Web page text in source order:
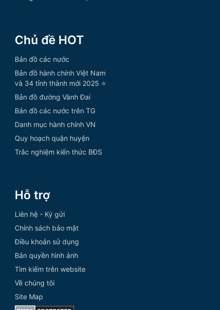
Chủ đề HOT
Bản đồ các nước
Bản đồ hành chính Việt Nam
và 34 tỉnh thành mới 2025 ⭐
Bản đồ đường Vành Đai
Bản đồ các nước trên TG
Danh mục hành chính VN
Quy hoạch quận huyện
Trắc nghiệm kiến thức BĐS
Hỗ trợ
Liên hệ - Ký gửi
Chính sách bảo mật
Điều khoản sử dụng
Bản quyền hình ảnh
Tìm kiếm trên website
Về chúng tôi
Site Map